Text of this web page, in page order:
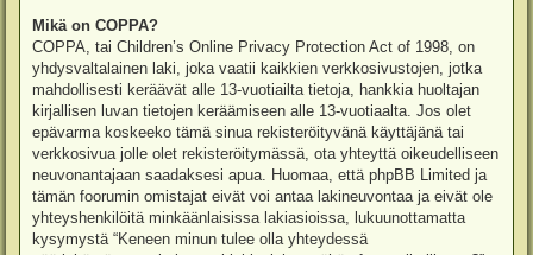
Mikä on COPPA?
COPPA, tai Children’s Online Privacy Protection Act of 1998, on
yhdysvaltalainen laki, joka vaatii kaikkien verkkosivustojen, jotka
mahdollisesti keräävät alle 13-vuotiailta tietoja, hankkia huoltajan
kirjallisen luvan tietojen keräämiseen alle 13-vuotiaalta. Jos olet
epävarma koskeeko tämä sinua rekisteröityvänä käyttäjänä tai
verkkosivua jolle olet rekisteröitymässä, ota yhteyttä oikeudelliseen
neuvonantajaan saadaksesi apua. Huomaa, että phpBB Limited ja
tämän foorumin omistajat eivät voi antaa lakineuvontaa ja eivät ole
yhteyshenkilöitä minkäänlaisissa lakiasioissa, lukuunottamatta
kysymystä “Keneen minun tulee olla yhteydessä